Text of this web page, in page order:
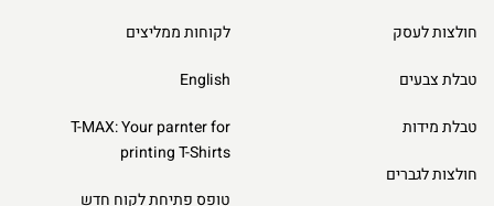
חולצות לעסק
טבלת צבעים
טבלת מידות
חולצות לגברים
לקוחות ממליצים
English
T-MAX: Your parnter for
printing T-Shirts
טופס פתיחת לקוח חדש